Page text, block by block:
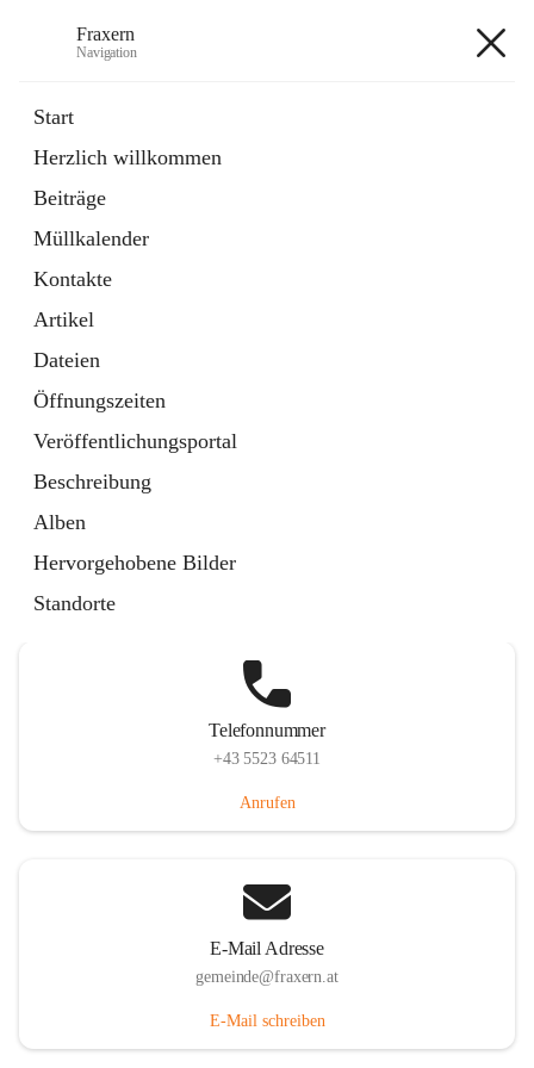
Fraxern
Navigation
Start
Herzlich willkommen
Beiträge
Müllkalender
Kontakte
Artikel
Dateien
Öffnungszeiten
Veröffentlichungsportal
Beschreibung
Alben
Hervorgehobene Bilder
Standorte
Ordner
in
Tab
Formulare
Artikel
öffnet
in
neuem
Tab
Telefonnummer
+43 5523 64511
Anrufen
E-Mail Adresse
gemeinde@fraxern.at
E-Mail schreiben